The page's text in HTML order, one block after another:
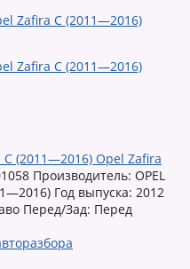
(2011—2016) Opel Zafira
Производитель: OPEL
Год выпуска: 2012
Перед/Зад: Перед